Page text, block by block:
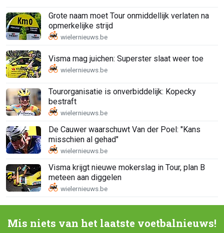
Grote naam moet Tour onmiddellijk verlaten na
opmerkelijke strijd
Visma mag juichen: Superster slaat weer toe
Tourorganisatie is onverbiddelijk: Kopecky
bestraft
De Cauwer waarschuwt Van der Poel: "Kans
misschien al gehad"
Visma krijgt nieuwe mokerslag in Tour, plan B
meteen aan diggelen
Mis niets van het laatste voetbalnieuws!